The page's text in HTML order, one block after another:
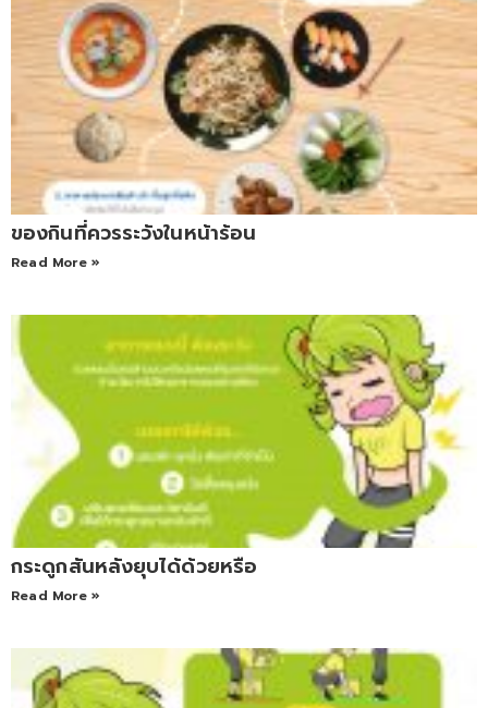
ของกินที่ควรระวังในหน้าร้อน
Read More »
กระดูกสันหลังยุบได้ด้วยหรือ
Read More »